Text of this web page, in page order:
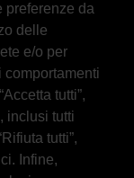
preferenze da
delle
e/o per
comportamenti
tutti”,
inclusi tutti
tutti”,
Infine,